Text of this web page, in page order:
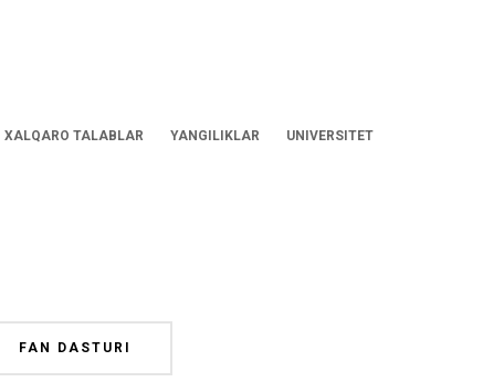
XALQARO TALABLAR YANGILIKLAR UNIVERSITET
FAN DASTURI